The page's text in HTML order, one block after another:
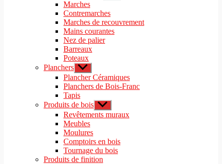
menu
le
menu
Marches
Contremarches
Marches de recouvrement
Mains courantes
Nez de palier
Barreaux
Poteaux
Planchers Afficher
le
sous-
menu
Plancher Céramiques
Planchers de Bois-Franc
Tapis
Produits de bois Afficher
le
sous-
Revêtements muraux
Meubles
Moulures
Comptoirs en bois
Tournage du bois
Produits de finition